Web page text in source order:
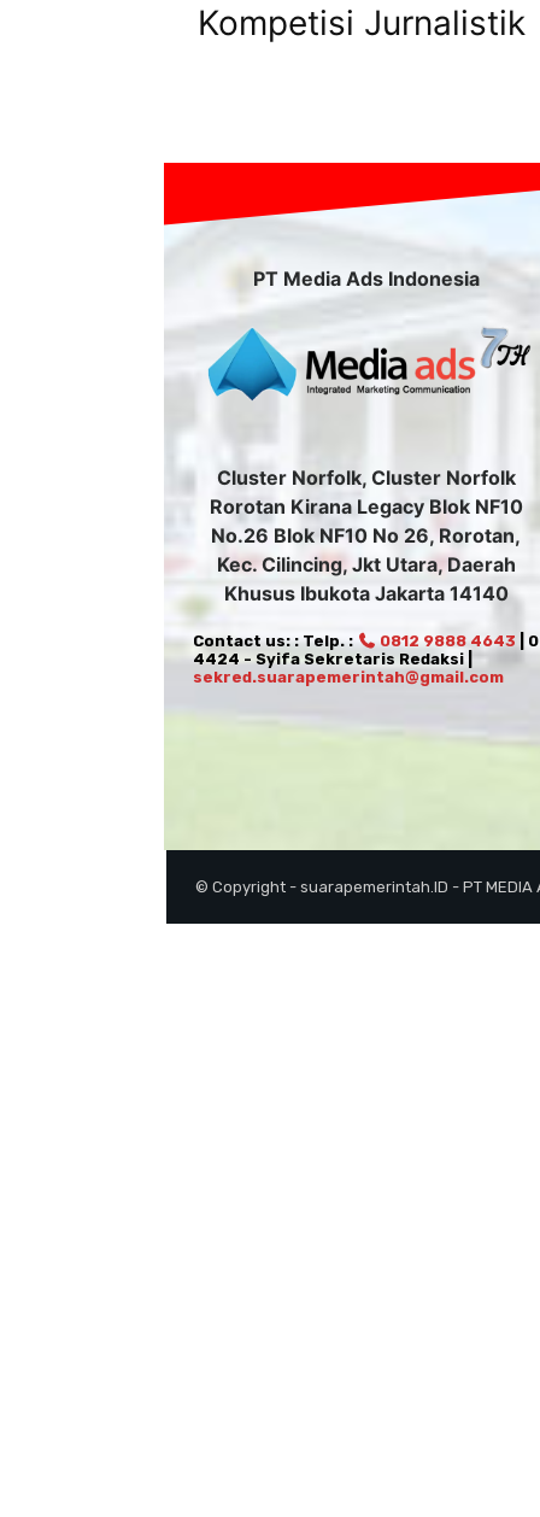
Kompetisi Jurnalistik
PT Media Ads Indonesia
Cluster Norfolk, Cluster Norfolk
Rorotan Kirana Legacy Blok NF10
No.26 Blok NF10 No 26, Rorotan,
Kec. Cilincing, Jkt Utara, Daerah
Khusus Ibukota Jakarta 14140
Contact us: : Telp. : 0812 9888 4643 |
4424 - Syifa Sekretaris Redaksi |
sekred.suarapemerintah@gmail.com
© Copyright - suarapemerintah.ID - PT MEDIA